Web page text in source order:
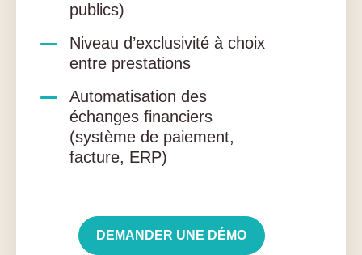
publics)
Niveau d’exclusivité à choix
entre prestations
Automatisation des
échanges financiers
(système de paiement,
facture, ERP)
DEMANDER UNE DÉMO